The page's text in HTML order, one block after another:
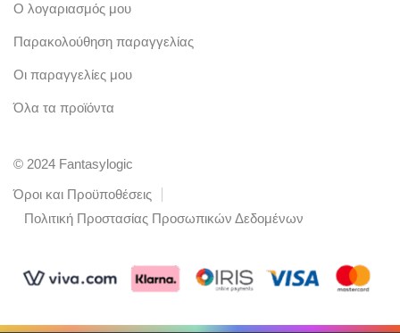
Ο λογαριασμός μου
Παρακολούθηση παραγγελίας
Οι παραγγελίες μου
Όλα τα προϊόντα
© 2024 Fantasylogic
Όροι και Προϋποθέσεις
Πολιτική Προστασίας Προσωπικών Δεδομένων